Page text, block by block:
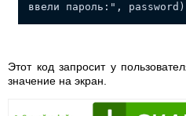
ввели пароль:", password)
Этот код запросит у
значение на экран.